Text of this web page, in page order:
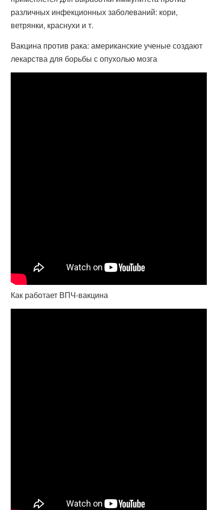
различных инфекционных заболеваний: кори,
ветрянки, краснухи и т.
Вакцина против рака: американские ученые создают
лекарства для борьбы с опухолью мозга
Как работает ВПЧ-вакцина